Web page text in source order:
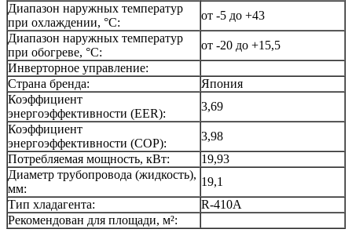
Диапазон наружных температур
при охлаждении, °С:
от -5 до +43
Диапазон наружных температур
при обогреве, °С:
от -20 до +15,5
Инверторное управление:
Страна бренда:
Япония
Коэффициент
энергоэффективности (EER):
3,69
Коэффициент
энергоэффективности (СОР):
3,98
Потребляемая мощность, кВт:
19,93
Диаметр трубопровода (жидкость),
мм:
19,1
Тип хладагента:
R-410A
Рекомендован для площади, м²: